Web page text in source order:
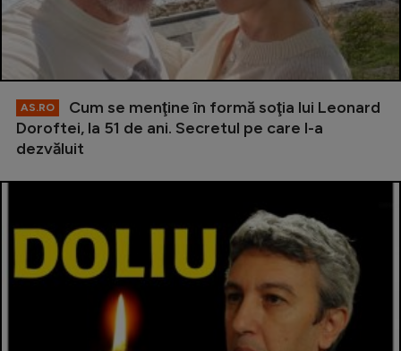
AS.RO
Cum se menţine în formă soţia lui Leonard
Doroftei, la 51 de ani. Secretul pe care l-a
dezvăluit